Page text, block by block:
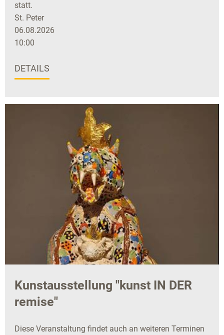
statt.
St. Peter
06.08.2026
10:00
DETAILS
Kunstausstellung "kunst IN DER
remise"
Diese Veranstaltung findet auch an weiteren Terminen